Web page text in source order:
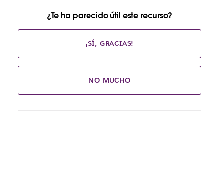
¿Te ha parecido útil este recurso?
¡SÍ, GRACIAS!
NO MUCHO